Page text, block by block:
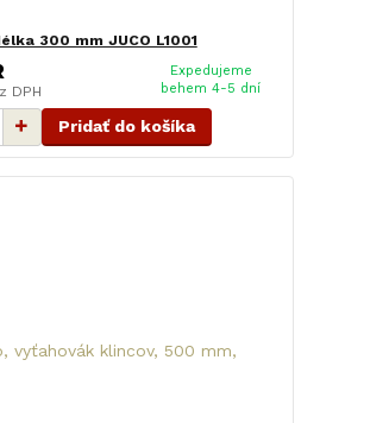
300 mm JUCO L1001
DPH
Expedujeme
behem 4-5 dní
Pridať do košíka